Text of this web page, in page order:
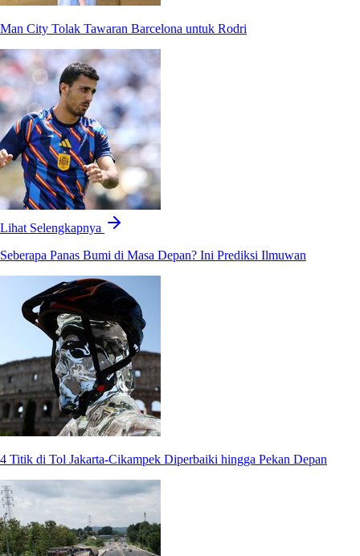
Man City Tolak Tawaran Barcelona untuk Rodri
Lihat Selengkapnya
Seberapa Panas Bumi di Masa Depan? Ini Prediksi Ilmuwan
4 Titik di Tol Jakarta-Cikampek Diperbaiki hingga Pekan Depan